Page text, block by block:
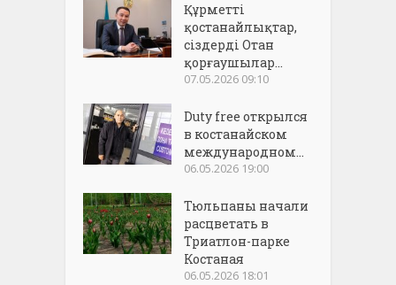
Құрметті
қостанайлықтар,
сіздерді Отан
қорғаушылар...
07.05.2026 09:10
Duty free открылся
в костанайском
международном...
06.05.2026 19:00
Тюльпаны начали
расцветать в
Триатлон-парке
Костаная
06.05.2026 18:01